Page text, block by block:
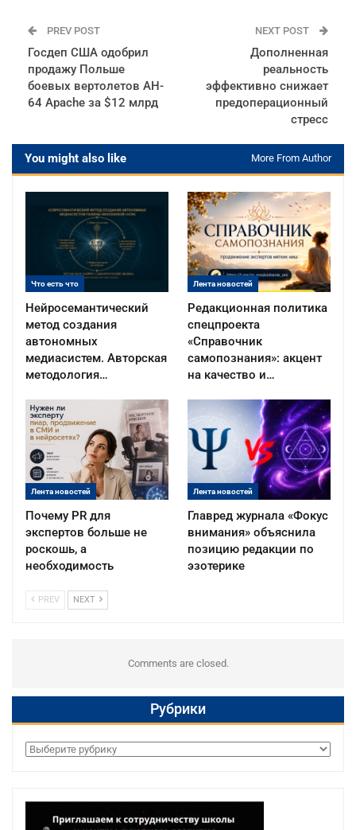
PREV POST
Госдеп США одобрил
продажу Польше
боевых вертолетов AH-
64 Apache за $12 млрд
NEXT POST
Дополненная
реальность
эффективно снижает
предоперационный
стресс
You might also like More From Author
Что есть что
Нейросемантический
метод создания
автономных
медиасистем. Авторская
методология…
Лента новостей
Редакционная политика
спецпроекта
«Справочник
самопознания»: акцент
на качество и…
Лента новостей
Почему PR для
экспертов больше не
роскошь, а
необходимость
Лента новостей
Главред журнала «Фокус
внимания» объяснила
позицию редакции по
эзотерике
PREV NEXT
Comments are closed.
Рубрики
Рубрики